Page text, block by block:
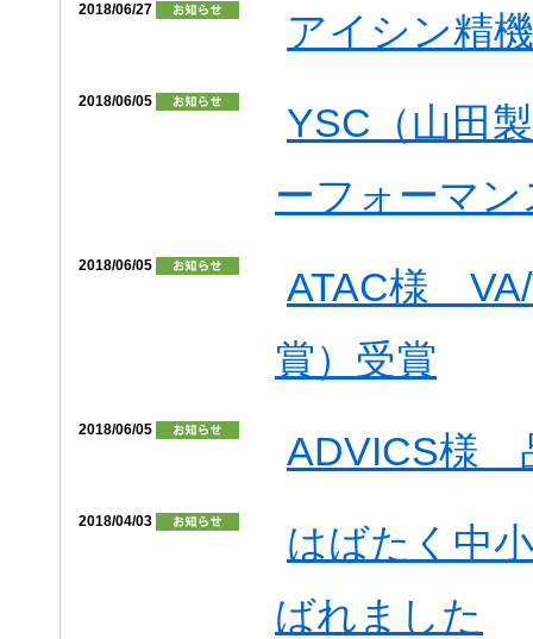
2018/06/27 アイシン精
2018/06/05
YSC（山田
ーフォーマ
2018/06/05
ATAC様
賞）受賞
2018/06/05 ADVICS様
2018/04/03
はばたく中
ばれました